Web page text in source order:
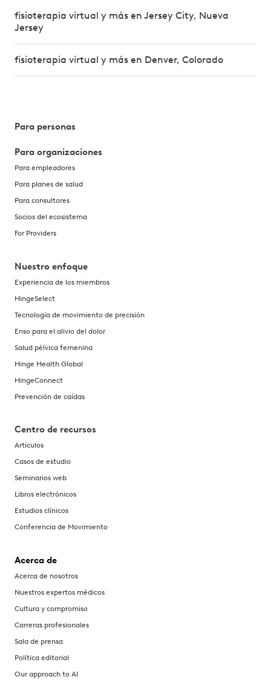
fisioterapia virtual y más en Jersey City, Nueva
Jersey
fisioterapia virtual y más en Denver, Colorado
Para personas
Para organizaciones
Para empleadores
Para planes de salud
Para consultores
Socios del ecosistema
For Providers
Nuestro enfoque
Experiencia de los miembros
HingeSelect
Tecnología de movimiento de precisión
Enso para el alivio del dolor
Salud pélvica femenina
Hinge Health Global
HingeConnect
Prevención de caídas
Centro de recursos
Artículos
Casos de estudio
Seminarios web
Libros electrónicos
Estudios clínicos
Conferencia de Movimiento
Acerca de
Acerca de nosotros
Nuestros expertos médicos
Cultura y compromiso
Carreras profesionales
Sala de prensa
Política editorial
Our approach to AI